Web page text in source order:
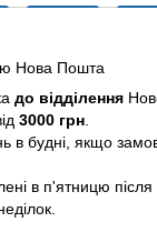
до відділення
3000 грн
в будні, якщо
в п'ятницю після